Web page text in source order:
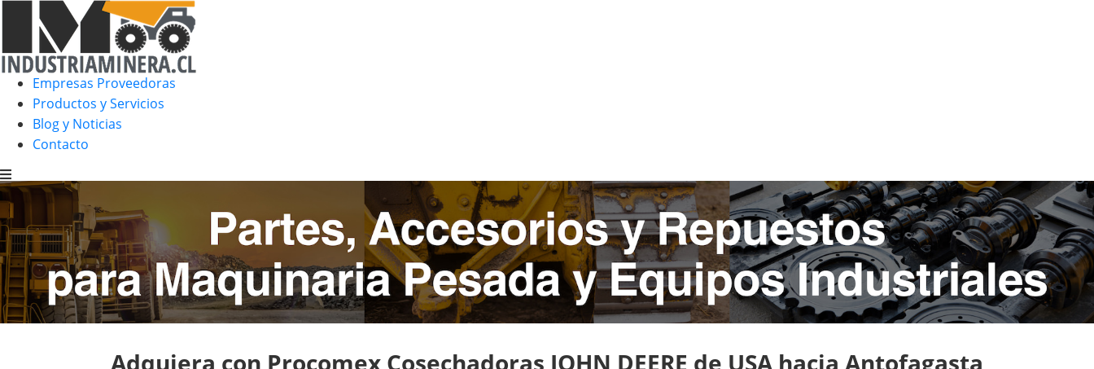
Empresas Proveedoras
Productos y Servicios
Blog y Noticias
Contacto
Adquiera con Procomex Cosechadoras JOHN DEERE de USA hacia Antofagasta